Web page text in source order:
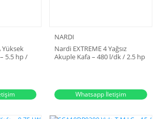
Yüksek
5.5 hp /
NARDI
Nardi EXTREME 4 Yağsız
Akuple Kafa – 480 l/dk / 2.5 hp
Whatsapp İletişim